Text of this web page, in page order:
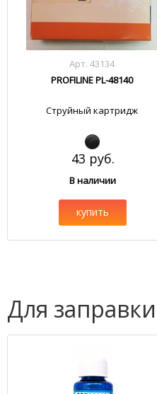
Арт. 43134
PROFILINE PL-48140
Струйный картридж
43 руб.
В наличии
купить
Для заправки